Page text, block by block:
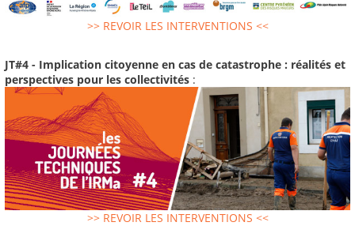
>> REVOIR LES INTERVENTIONS <<
JT#4 - Implication citoyenne en cas de catastrophe : réalités et
perspectives pour les collectivités :
>> REVOIR LES INTERVENTIONS <<